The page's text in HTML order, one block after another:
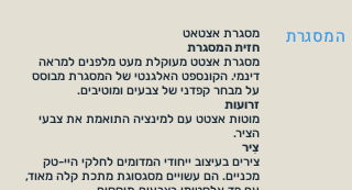
מסגרת אצטאט
חזית המסגרת
מסגרת אצטט מעוקלת מעט מלפנים למראה
דינמי. הקונספט האלגנטי של המסגרת מבוסס
על מבחר קפדני של צבעים ומוטיבים.
זרועות
מוטות אצטט עם למינציה התואמת את צבעי
הציר.
צִיר
צירים בעיצוב ייחודי המדומים לחלקי היי-טק
מכניים. הם עשויים מסגסוגת מתכת קלה מאוד,
המסגרת